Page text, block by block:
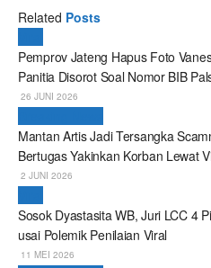
Related Posts
Pemprov Jateng Hapus Foto
Panitia Disorot Soal Nomor BIB
26 JUNI 2026
Mantan Artis Jadi Tersangka
Bertugas Yakinkan Korban Lewat
2 JUNI 2026
Sosok Dyastasita WB, Juri LCC 4
usai Polemik Penilaian Viral
11 MEI 2026